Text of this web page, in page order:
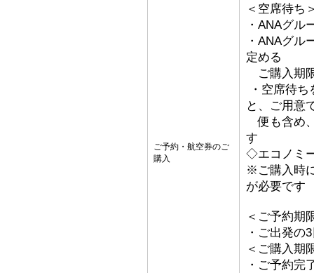
ご予約・航空券のご
購入
＜空席待ち
・ANAグル
・ANAグル
定める
ご購入期
・空席待
と、ご用意
便も含め
す
◇エコノミ
※ご購入時
が必要です
＜ご予約期
・ご出発の
＜ご購入期
・ご予約完